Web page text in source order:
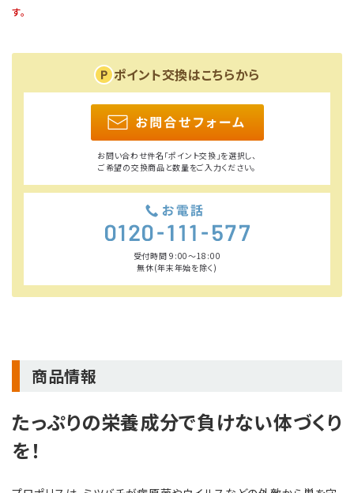
す。
ポイント交換はこちらから
お問い合わせ件名「ポイント交換」を選択し、
ご希望の交換商品と数量をご入力ください。
受付時間 9:00〜18:00
無休(年末年始を除く)
商品情報
たっぷりの栄養成分で負けない体づくり
を！